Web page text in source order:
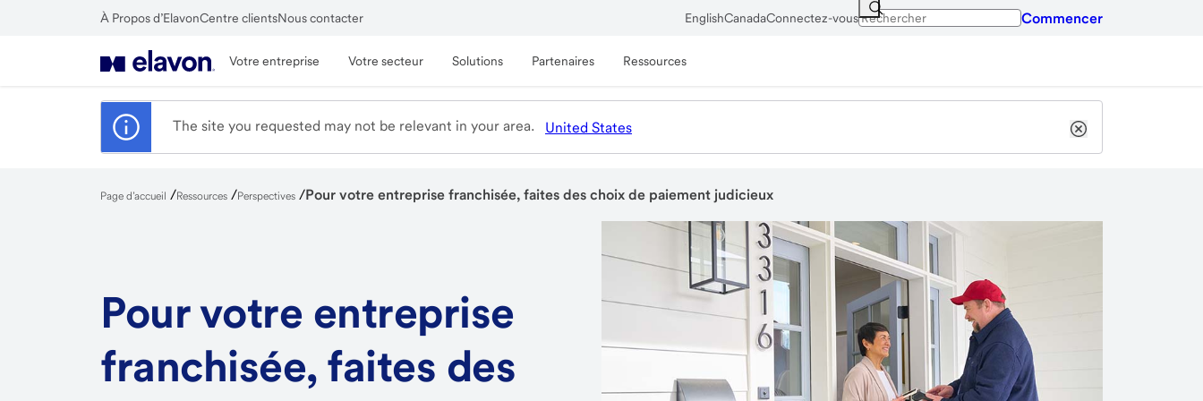
À Propos d’ElavonCentre clientsNous contacter EnglishCanadaConnectez-vous Commencer
Votre entreprise Votre secteur Solutions Partenaires Ressources
The site you requested may not be relevant in your area. United States
Page d’accueil /Ressources /Perspectives /Pour votre entreprise franchisée, faites des choix de paiement judicieux
Pour votre entreprise
franchisée, faites des